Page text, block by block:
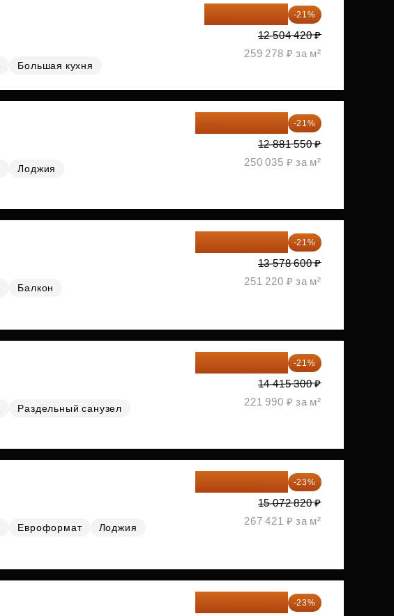
Большая кухня
-21%
12 504 420 ₽
259 278 ₽ за м²
Лоджия
-21%
12 881 550 ₽
250 035 ₽ за м²
Балкон
-21%
13 578 600 ₽
251 220 ₽ за м²
Раздельный санузел
-21%
14 415 300 ₽
221 990 ₽ за м²
Евроформат
Лоджия
-23%
15 072 820 ₽
267 421 ₽ за м²
-23%